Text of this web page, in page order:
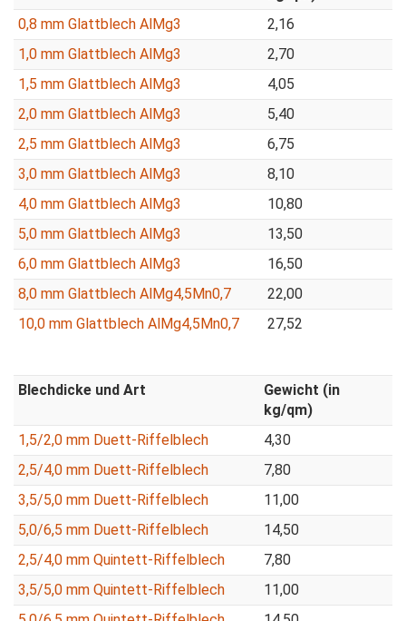
0,8 mm Glattblech AlMg3
2,16
1,0 mm Glattblech AlMg3
2,70
1,5 mm Glattblech AlMg3
4,05
2,0 mm Glattblech AlMg3
5,40
2,5 mm Glattblech AlMg3
6,75
3,0 mm Glattblech AlMg3
8,10
4,0 mm Glattblech AlMg3
10,80
5,0 mm Glattblech AlMg3
13,50
6,0 mm Glattblech AlMg3
16,50
8,0 mm Glattblech AlMg4,5Mn0,7
22,00
10,0 mm Glattblech AlMg4,5Mn0,7
27,52
Blechdicke und Art
Gewicht (in
kg/qm)
1,5/2,0 mm Duett-Riffelblech
4,30
2,5/4,0 mm Duett-Riffelblech
7,80
3,5/5,0 mm Duett-Riffelblech
11,00
5,0/6,5 mm Duett-Riffelblech
14,50
2,5/4,0 mm Quintett-Riffelblech
7,80
3,5/5,0 mm Quintett-Riffelblech
11,00